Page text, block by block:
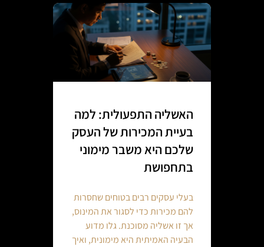
האשליה התפעולית: למה
בעיית המכירות של העסק
שלכם היא משבר מימוני
בתחפושת
בעלי עסקים רבים בטוחים שחסרות
להם מכירות כדי לסגור את המינוס,
אך זו אשליה מסוכנת. גלו מדוע
הבעיה האמיתית היא מימונית, ואיך